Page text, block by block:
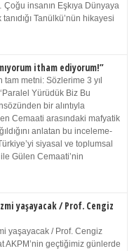
insanın Eşkıya Dünyaya
Tanülkü’nün hikayesi
itham ediyorum!”
tam metni: Sözlerime 3 yıl
Yürüdük Biz Bu
bir alıntıyla
Cemaati arasındaki mafyatik
anlatan bu inceleme-
siyasal ve toplumsal
Gülen Cemaati’nin
yaşayacak / Prof. Cengiz
yaşayacak / Prof. Cengiz
AKPM’nin geçtiğimiz günlerde